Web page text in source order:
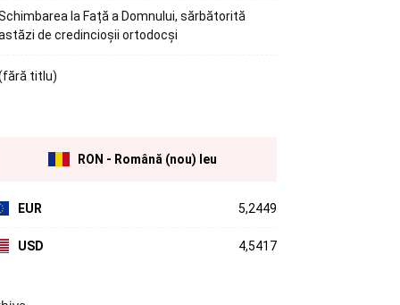
la Față a Domnului, sărbătorită
de credincioșii ortodocși
titlu)
RON - Română (nou) leu
EUR 5,2449
USD 4,5417